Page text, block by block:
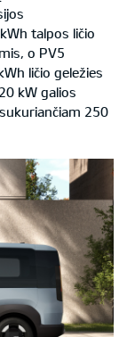
talpos ličio
o PV5
ličio geležies
kW galios
250